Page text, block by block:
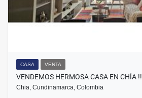
CASA VENTA
VENDEMOS HERMOSA CASA EN CHÍA !!
Chia, Cundinamarca, Colombia